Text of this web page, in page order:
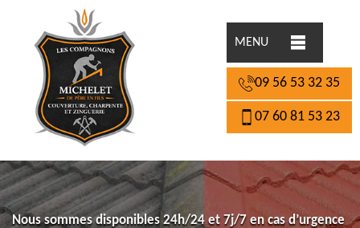
MENU
09 56 53 32 35
07 60 81 53 23
Nous sommes disponibles 24h/24 et 7j/7 en cas d’urgence